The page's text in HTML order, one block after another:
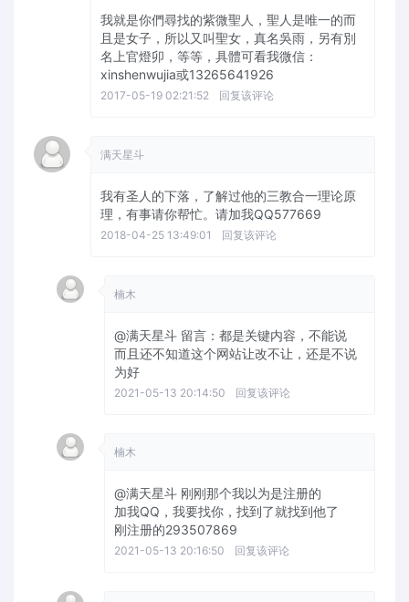
我就是你們尋找的紫微聖人，聖人是唯一的而
且是女子，所以又叫聖女，真名吳雨，另有別
名上官燈卯，等等，具體可看我微信：
xinshenwujia或13265641926
2017-05-19 02:21:52 回复该评论
满天星斗
我有圣人的下落，了解过他的三教合一理论原
理，有事请你帮忙。请加我QQ577669
2018-04-25 13:49:01 回复该评论
楠木
@满天星斗 留言：都是关键内容，不能说
而且还不知道这个网站让改不让，还是不说
为好
2021-05-13 20:14:50 回复该评论
楠木
@满天星斗 刚刚那个我以为是注册的
加我QQ，我要找你，找到了就找到他了
刚注册的293507869
2021-05-13 20:16:50 回复该评论